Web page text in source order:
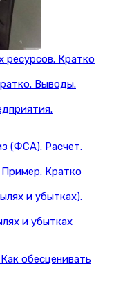
ресурсов. Кратко
Кратко
и убытках